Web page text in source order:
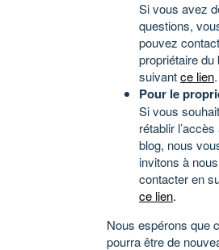
Si vous avez
questions,
pouvez
propriétaire du
suivantce lien.
Pour le
Si vous
rétablir
blog, nous
invitons à nous
contacter en
ce lien.
Nous espérons que
pourra être de